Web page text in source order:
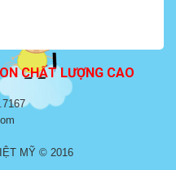
CHẤT LƯỢNG CAO
MỸ © 2016